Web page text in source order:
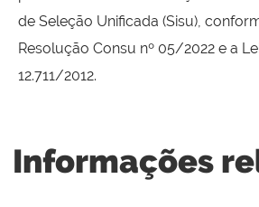
de Seleção Unificada (Sisu),
Resolução Consu nº 05/2022 e a
12.711/2012.
Informações